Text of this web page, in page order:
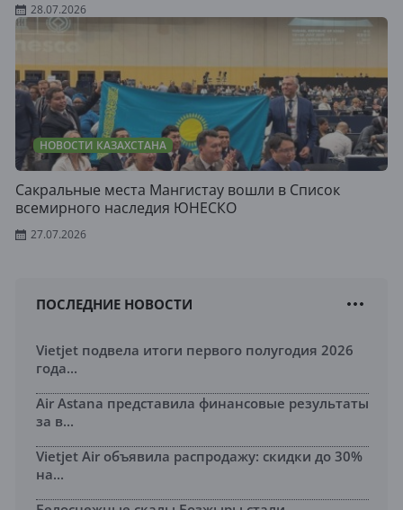
28.07.2026
НОВОСТИ КАЗАХСТАНА
Сакральные места Мангистау вошли в Список
всемирного наследия ЮНЕСКО
27.07.2026
ПОСЛЕДНИЕ НОВОСТИ
Vietjet подвела итоги первого полугодия 2026
года...
Air Astana представила финансовые результаты
за в...
Vietjet Air объявила распродажу: скидки до 30%
на...